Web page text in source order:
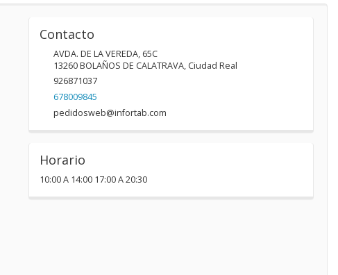
Contacto
AVDA. DE LA VEREDA, 65C
13260BOLAÑOS DE CALATRAVA, Ciudad Real
926871037
678009845
pedidosweb@infortab.com
Horario
10:00 A 14:00 17:00 A 20:30